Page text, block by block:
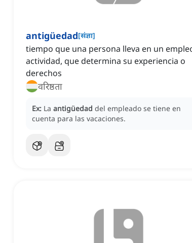
antigüedad[संज्ञा]
tiempo que una persona lleva en un
actividad, que determina su experiencia o
derechos
वरिष्ठता
Ex: La antigüedad del empleado se tiene en
cuenta para las vacaciones.